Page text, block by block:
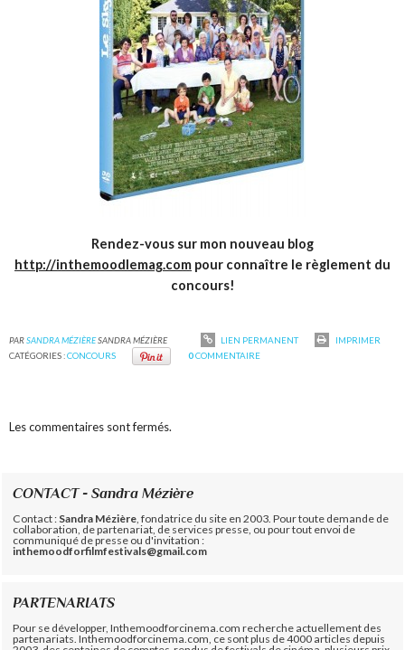
Rendez-vous sur mon nouveau blog
http://inthemoodlemag.com pour connaître le règlement du
concours!
PARSANDRA MÉZIÈRESANDRA MÉZIÈRE LIEN PERMANENT
IMPRIMER
CATÉGORIES :CONCOURS 0COMMENTAIRE
Les commentaires sont fermés.
CONTACT - Sandra Mézière
Contact : Sandra Mézière , fondatrice du site en 2003. Pour toute demande de
collaboration, de partenariat, de services presse, ou pour tout envoi de
communiqué de presse ou d'invitation :
inthemoodforfilmfestivals@gmail.com
PARTENARIATS
Pour se développer, Inthemoodforcinema.com recherche actuellement des
partenariats. Inthemoodforcinema.com, ce sont plus de 4000 articles depuis